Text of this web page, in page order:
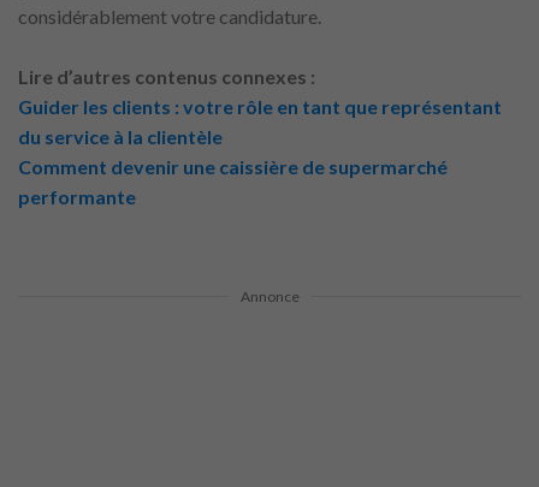
considérablement votre candidature.
Lire d’autres contenus connexes :
Guider les clients : votre rôle en tant que représentant
du service à la clientèle
Comment devenir une caissière de supermarché
performante
Annonce